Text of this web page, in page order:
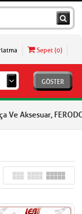
Sepet (0)
GÖSTER
FERODO